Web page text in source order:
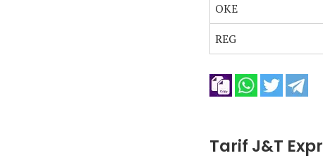
OKE
REG
Tarif J&T